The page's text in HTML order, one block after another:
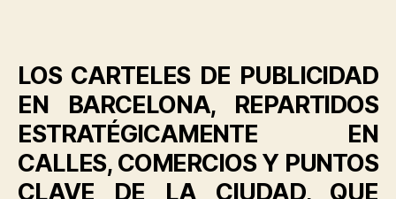
LOS CARTELES DE PUBLICIDAD
EN BARCELONA, REPARTIDOS
ESTRATÉGICAMENTE EN
CALLES, COMERCIOS Y PUNTOS
CLAVE DE LA CIUDAD, QUE